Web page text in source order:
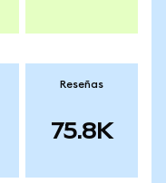
Reseñas
75.8K